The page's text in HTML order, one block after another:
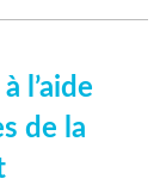
l’aide
de la